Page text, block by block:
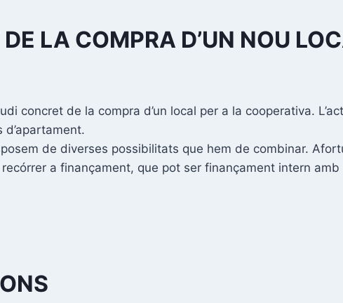
LA COMPRA D’UN NOU
concret de la compra d’un local per a la cooperativa.
de diverses possibilitats que hem de combinar.
a finançament, que pot ser finançament intern amb